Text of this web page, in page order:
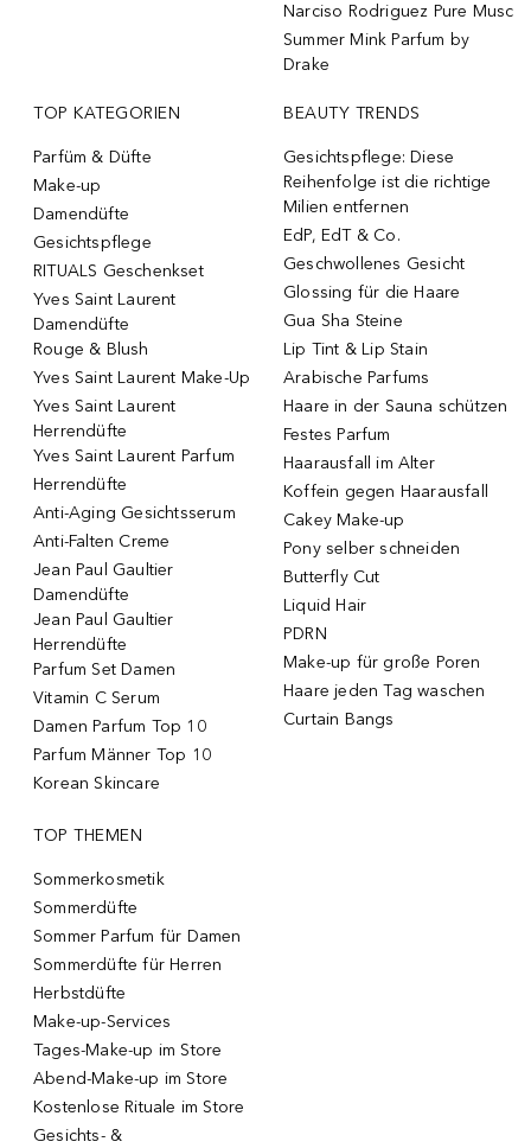
Narciso Rodriguez Pure Musc
Summer Mink Parfum by
Drake
TOP KATEGORIEN
Parfüm & Düfte
Make-up
Damendüfte
Gesichtspflege
RITUALS Geschenkset
Yves Saint Laurent
Damendüfte
Rouge & Blush
Yves Saint Laurent Make-Up
Yves Saint Laurent
Herrendüfte
Yves Saint Laurent Parfum
Herrendüfte
Anti-Aging Gesichtsserum
Anti-Falten Creme
Jean Paul Gaultier
Damendüfte
Jean Paul Gaultier
Herrendüfte
Parfum Set Damen
Vitamin C Serum
Damen Parfum Top 10
Parfum Männer Top 10
Korean Skincare
BEAUTY TRENDS
Gesichtspflege: Diese
Reihenfolge ist die richtige
Milien entfernen
EdP, EdT & Co.
Geschwollenes Gesicht
Glossing für die Haare
Gua Sha Steine
Lip Tint & Lip Stain
Arabische Parfums
Haare in der Sauna schützen
Festes Parfum
Haarausfall im Alter
Koffein gegen Haarausfall
Cakey Make-up
Pony selber schneiden
Butterfly Cut
Liquid Hair
PDRN
Make-up für große Poren
Haare jeden Tag waschen
Curtain Bangs
TOP THEMEN
Sommerkosmetik
Sommerdüfte
Sommer Parfum für Damen
Sommerdüfte für Herren
Herbstdüfte
Make-up-Services
Tages-Make-up im Store
Abend-Make-up im Store
Kostenlose Rituale im Store
Gesichts- &